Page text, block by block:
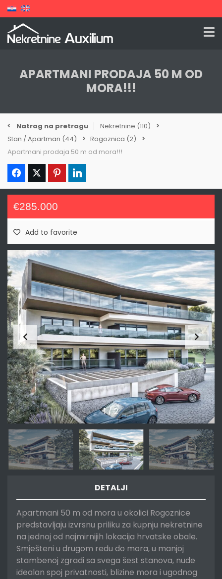
APARTMANI PRODAJA 50 M OD
MORA!!!
Natrag na pretragu Nekretnine (110)
Stan / Apartman (44) Rogoznica (2)
Apartmani prodaja 50 m od mora!!!
€285.000
Add to favorite
1/2
DETALJI
Apartmani 50 m od mora u okolici Rogoznice
predstavljaju izvrsnu priliku za kupnju nekretnine
na jednoj od najmirnijih lokacija hrvatske obale.
Smješteni u drugom redu do mora, u manjoj
stambenoj zgradi sa svega šest stanova, nude
idealan spoj privatnosti, blizine mora i ugodnog